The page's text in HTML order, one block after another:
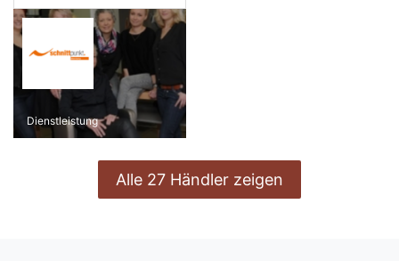
Dienstleistung
Alle 27 Händler zeigen